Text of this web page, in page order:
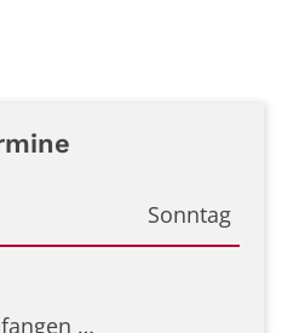
Sonntag
…